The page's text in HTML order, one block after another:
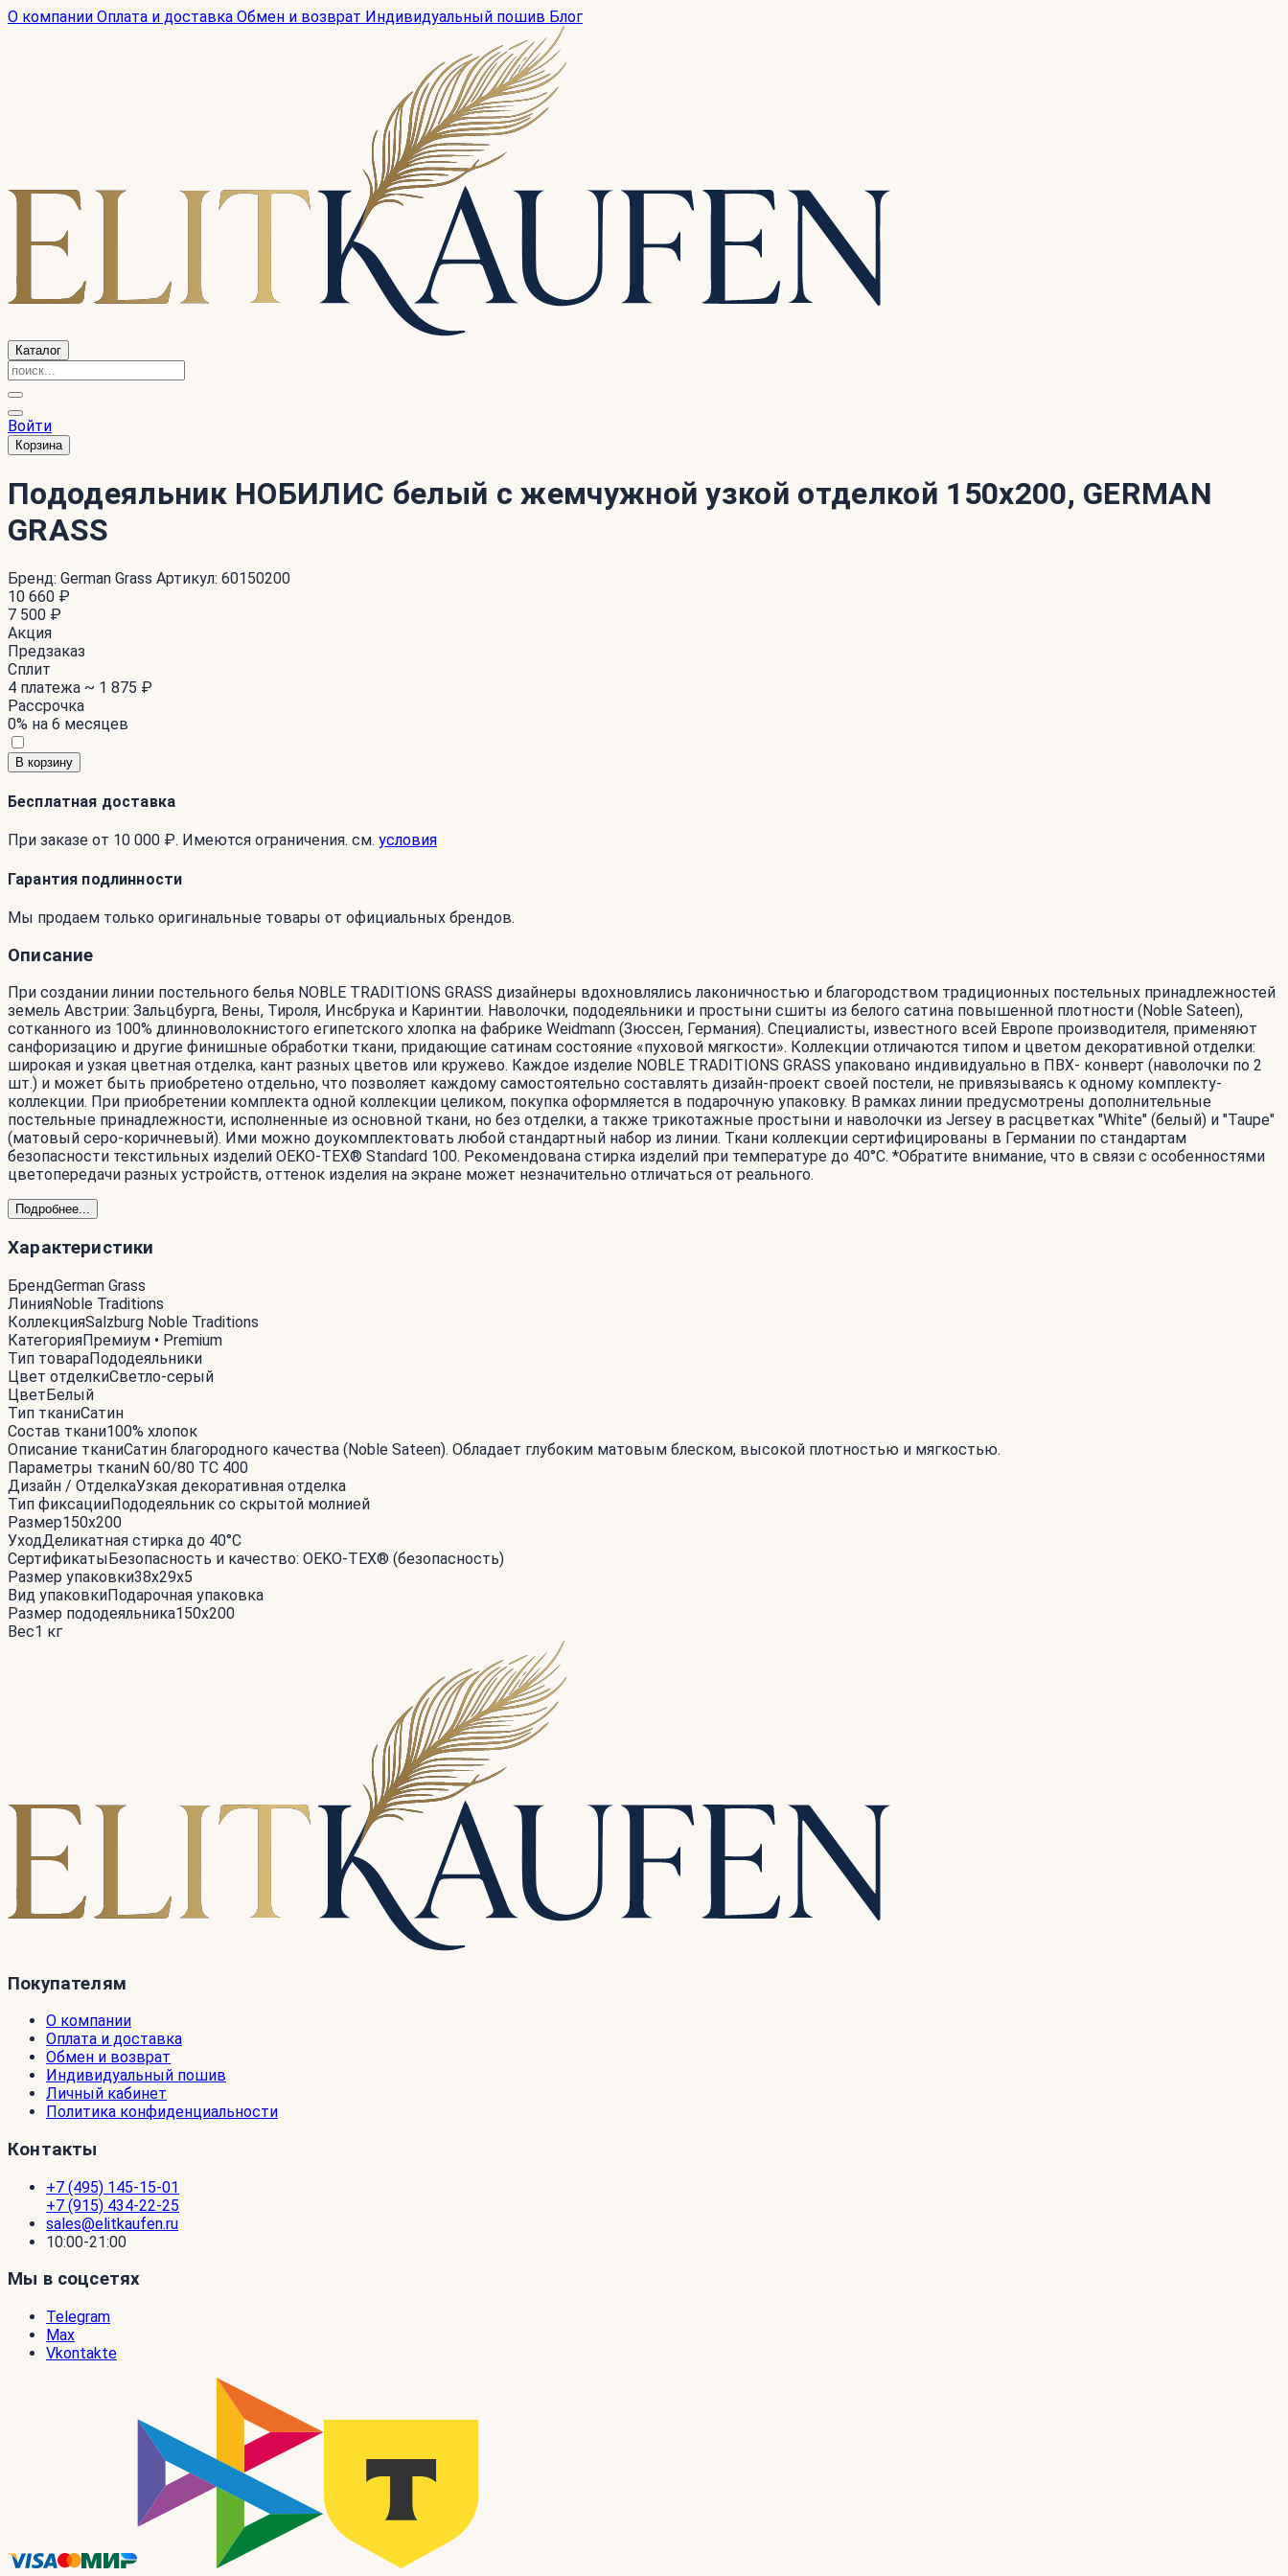
О компании Оплата и доставка Обмен и возврат Индивидуальный пошив Блог
Каталог
Войти
Корзина
Пододеяльник НОБИЛИС белый с жемчужной узкой отделкой 150x200, GERMAN
GRASS
Бренд: German Grass Артикул: 60150200
10 660 ₽
7 500 ₽
Акция
Предзаказ
Сплит
4 платежа ~ 1 875 ₽
Рассрочка
0% на 6 месяцев
В корзину
Бесплатная доставка
При заказе от 10 000 ₽. Имеются ограничения. см. условия
Гарантия подлинности
Мы продаем только оригинальные товары от официальных брендов.
Описание
При создании линии постельного белья NOBLE TRADITIONS GRASS дизайнеры вдохновлялись лаконичностью и благородством традиционных постельных принадлежностей
земель Австрии: Зальцбурга, Вены, Тироля, Инсбрука и Каринтии. Наволочки, пододеяльники и простыни сшиты из белого сатина повышенной плотности (Noble Sateen),
сотканного из 100% длинноволокнистого египетского хлопка на фабрике Weidmann (Зюссен, Германия). Специалисты, известного всей Европе производителя, применяют
санфоризацию и другие финишные обработки ткани, придающие сатинам состояние «пуховой мягкости». Коллекции отличаются типом и цветом декоративной отделки:
широкая и узкая цветная отделка, кант разных цветов или кружево. Каждое изделие NOBLE TRADITIONS GRASS упаковано индивидуально в ПВХ- конверт (наволочки по 2
шт.) и может быть приобретено отдельно, что позволяет каждому самостоятельно составлять дизайн-проект своей постели, не привязываясь к одному комплекту-
коллекции. При приобретении комплекта одной коллекции целиком, покупка оформляется в подарочную упаковку. В рамках линии предусмотрены дополнительные
постельные принадлежности, исполненные из основной ткани, но без отделки, а также трикотажные простыни и наволочки из Jersey в расцветках "White" (белый) и "Taupe"
(матовый серо-коричневый). Ими можно доукомплектовать любой стандартный набор из линии. Ткани коллекции сертифицированы в Германии по стандартам
безопасности текстильных изделий OEKO-TEX® Standard 100. Рекомендована стирка изделий при температуре до 40°С. *Обратите внимание, что в связи с особенностями
цветопередачи разных устройств, оттенок изделия на экране может незначительно отличаться от реального.
Подробнее...
Характеристики
БрендGerman Grass
ЛинияNoble Traditions
КоллекцияSalzburg Noble Traditions
КатегорияПремиум • Premium
Тип товараПододеяльники
Цвет отделкиСветло-серый
ЦветБелый
Тип тканиСатин
Состав ткани100% хлопок
Описание тканиСатин благородного качества (Noble Sateen). Обладает глубоким матовым блеском, высокой плотностью и мягкостью.
Параметры тканиN 60/80 TC 400
Дизайн / ОтделкаУзкая декоративная отделка
Тип фиксацииПододеяльник со скрытой молнией
Размер150x200
УходДеликатная стирка до 40°С
СертификатыБезопасность и качество: OEKO-TEX® (безопасность)
Размер упаковки38x29x5
Вид упаковкиПодарочная упаковка
Размер пододеяльника150x200
Вес1 кг
Покупателям
О компании
Оплата и доставка
Обмен и возврат
Индивидуальный пошив
Личный кабинет
Политика конфиденциальности
Контакты
+7 (495) 145-15-01
+7 (915) 434-22-25
sales@elitkaufen.ru
10:00-21:00
Мы в соцсетях
Telegram
Max
Vkontakte